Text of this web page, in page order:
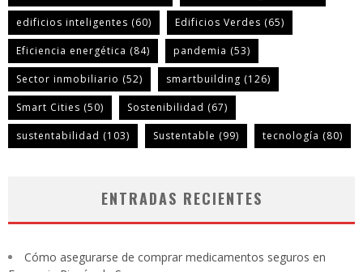
edificios inteligentes (60) Edificios Verdes (65)
Eficiencia energética (84) pandemia (53)
Sector inmobiliario (52) smartbuilding (126)
Smart Cities (50) Sostenibilidad (67)
sustentabilidad (103) Sustentable (99) tecnología (80)
ENTRADAS RECIENTES
Cómo asegurarse de comprar medicamentos seguros en